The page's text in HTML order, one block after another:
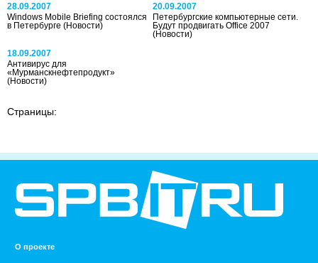
28.09.2007
Windows Mobile Briefing состоялся
в Петербурге (Новости)
20.09.2007
Петербургские компьютерные сети.
Будут продвигать Office 2007
(Новости)
18.09.2007
Антивирус для
«Мурманскнефтепродукт»
(Новости)
Страницы:
О проекте